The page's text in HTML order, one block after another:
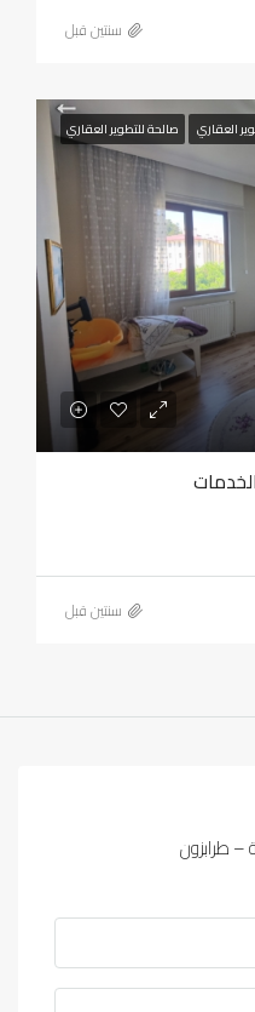
‏سنتين قبل
العقاري صالحة للتطوير العقاري
‏سنتين قبل
– طرابزون